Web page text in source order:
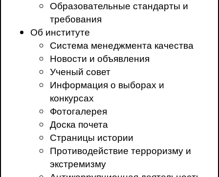
Образовательные стандарты и
требования
Об институте
Система менеджмента качества
Новости и объявления
Ученый совет
Информация о выборах и
конкурсах
Фотогалерея
Доска почета
Страницы истории
Противодействие терроризму и
экстремизму